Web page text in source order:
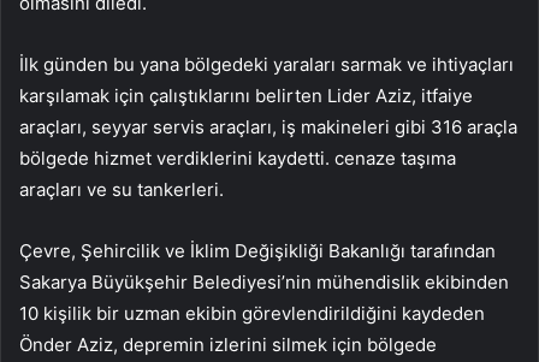
İlk günden bu yana bölgedeki yaraları sarmak ve ihtiyaçları
karşılamak için çalıştıklarını belirten Lider Aziz, itfaiye
araçları, seyyar servis araçları, iş makineleri gibi 316 araçla
bölgede hizmet verdiklerini kaydetti. cenaze taşıma
araçları ve su tankerleri.
Çevre, Şehircilik ve İklim Değişikliği Bakanlığı tarafından
Sakarya Büyükşehir Belediyesi’nin mühendislik ekibinden
10 kişilik bir uzman ekibin görevlendirildiğini kaydeden
Önder Aziz, depremin izlerini silmek için bölgede